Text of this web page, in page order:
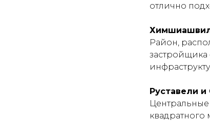
отлично
Район,
Руставели
квадратного